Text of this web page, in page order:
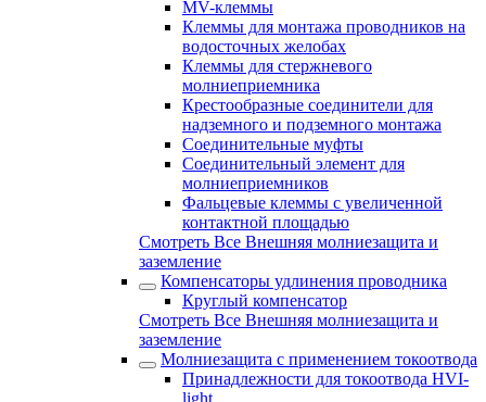
MV-клеммы
Клеммы для монтажа проводников на
водосточных желобах
Клеммы для стержневого
молниеприемника
Крестообразные соединители для
надземного и подземного монтажа
Соединительные муфты
Соединительный элемент для
молниеприемников
Фальцевые клеммы с увеличенной
контактной площадью
Смотреть Все Внешняя молниезащита и
заземление
Компенсаторы удлинения проводника
Круглый компенсатор
Смотреть Все Внешняя молниезащита и
заземление
Молниезащита с применением токоотвода
Принадлежности для токоотвода HVI-
light